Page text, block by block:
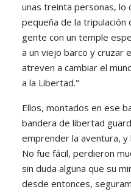
unas treinta personas, lo
pequeña de la tripulación
gente con un temple
a un viejo barco y cruzar
atreven a cambiar el
a la Libertad."
Ellos, montados en ese
bandera de libertad
emprender la aventura, y
No fue fácil, perdieron
sin duda alguna que su
desde entonces,